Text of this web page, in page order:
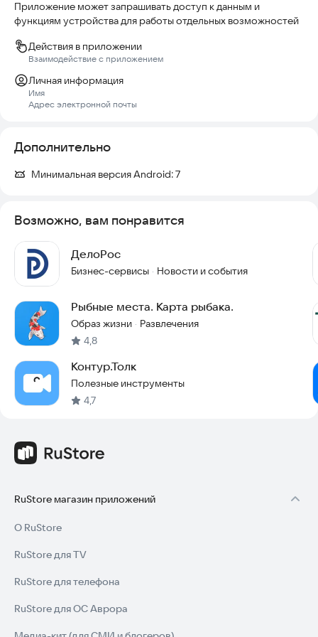
Приложение может запрашивать доступ к данным и
функциям устройства для работы отдельных возможностей
Действия в приложении
Взаимодействие с приложением
Личная информация
Имя
Адрес электронной почты
Дополнительно
Минимальная версия Android:7
Возможно, вам понравится
ДелоРос
Бизнес-сервисы · Новости и события
Рыбные места. Карта рыбака.
Образ жизни · Развлечения
4,8
Контур.Толк
Полезные инструменты
4,7
RuStore магазин приложений
О RuStore
RuStore для TV
RuStore для телефона
RuStore для ОС Аврора